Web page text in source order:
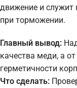
движение и служит
при торможении.
Главный вывод:
качества меди, а
герметичности
Что сделать: